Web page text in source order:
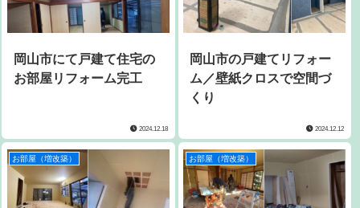
岡山市にて戸建て住宅の
お部屋リフォーム完工
2024.12.18
岡山市の戸建てリフォー
ム／壁紙クロスで空間づ
くり
2024.12.12
お部屋（増改築） お部屋（増改築）